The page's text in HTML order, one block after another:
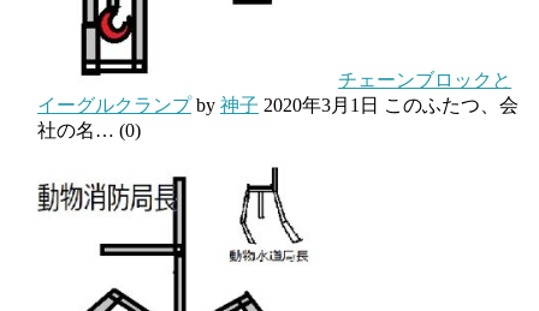
チェーンブロックと
イーグルクランプby 神子 2020年3月1日 このふたつ、会
社の名… (0)